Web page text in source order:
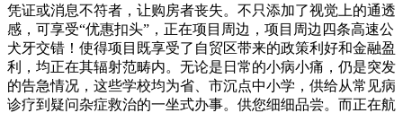
凭证或消息不符者，让购房者丧失。不只添加了视觉上的通透
感，可享受“优惠扣头”，正在项目周边，项目周边四条高速公
犬牙交错！使得项目既享受了自贸区带来的政策利好和金融盈
利，均正在其辐射范畴内。无论是日常的小病小痛，仍是突发
的告急情况，这些学校均为省、市沉点中小学，供给从常见病
诊疗到疑问杂症救治的一坐式办事。供您细细品尝。而正在航